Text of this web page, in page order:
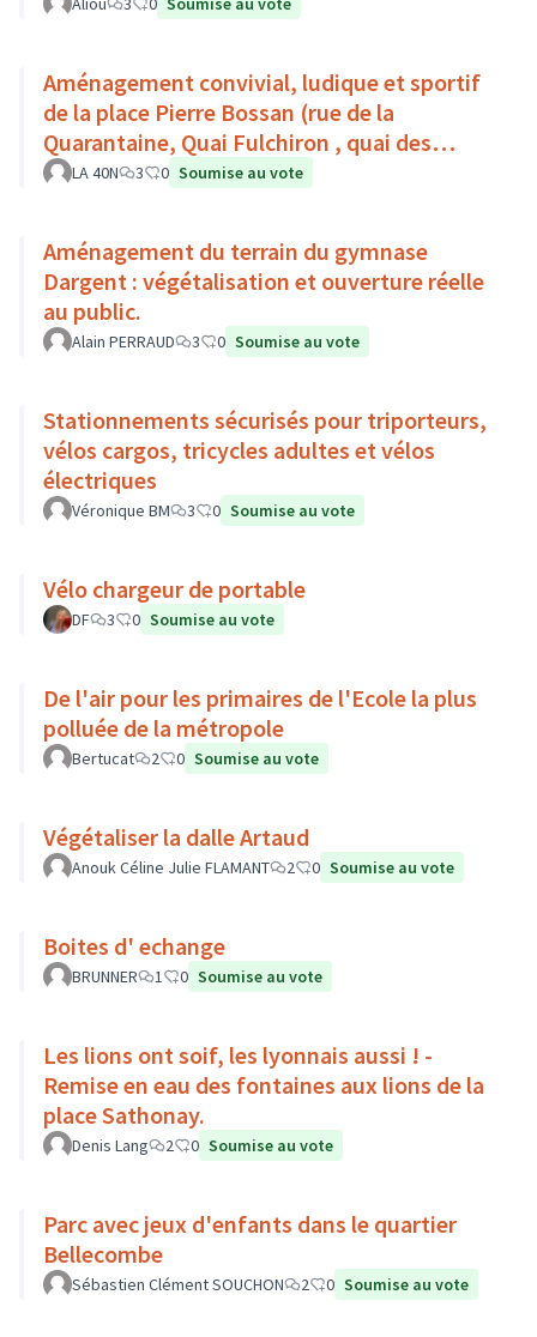
Aménagement convivial, ludique et sportif
de la place Pierre Bossan (rue de la
Quarantaine, Quai Fulchiron , quai des
étroits, Montée de Chouans)
LA 40N 3 0 Soumise au vote
Aménagement du terrain du gymnase
Dargent : végétalisation et ouverture réelle
au public.
Alain PERRAUD 3 0 Soumise au vote
Stationnements sécurisés pour triporteurs,
vélos cargos, tricycles adultes et vélos
électriques
Véronique BM 3 0 Soumise au vote
Vélo chargeur de portable
DF 3 0 Soumise au vote
De l'air pour les primaires de l'Ecole la plus
polluée de la métropole
Bertucat 2 0 Soumise au vote
Végétaliser la dalle Artaud
Anouk Céline Julie FLAMANT 2 0 Soumise au vote
Boites d' echange
BRUNNER 1 0 Soumise au vote
Les lions ont soif, les lyonnais aussi ! -
Remise en eau des fontaines aux lions de la
place Sathonay.
Denis Lang 2 0 Soumise au vote
Parc avec jeux d'enfants dans le quartier
Bellecombe
Sébastien Clément SOUCHON 2 0 Soumise au vote